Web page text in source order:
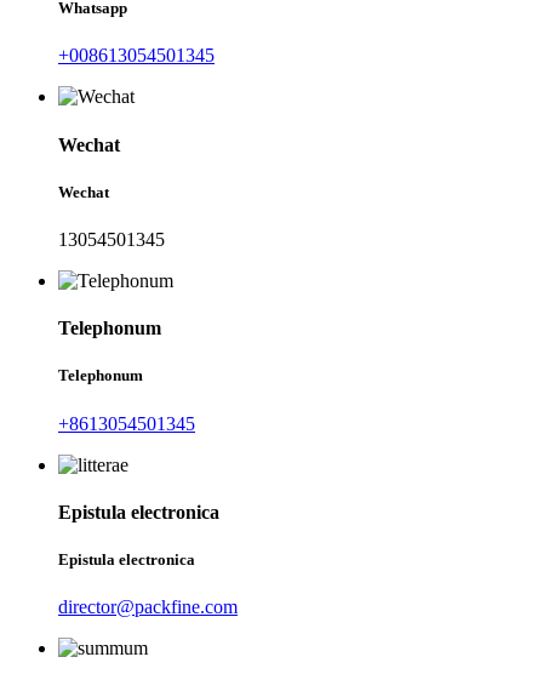
Whatsapp
+008613054501345
Wechat
Wechat
13054501345
Telephonum
Telephonum
+8613054501345
Epistula electronica
Epistula electronica
director@packfine.com